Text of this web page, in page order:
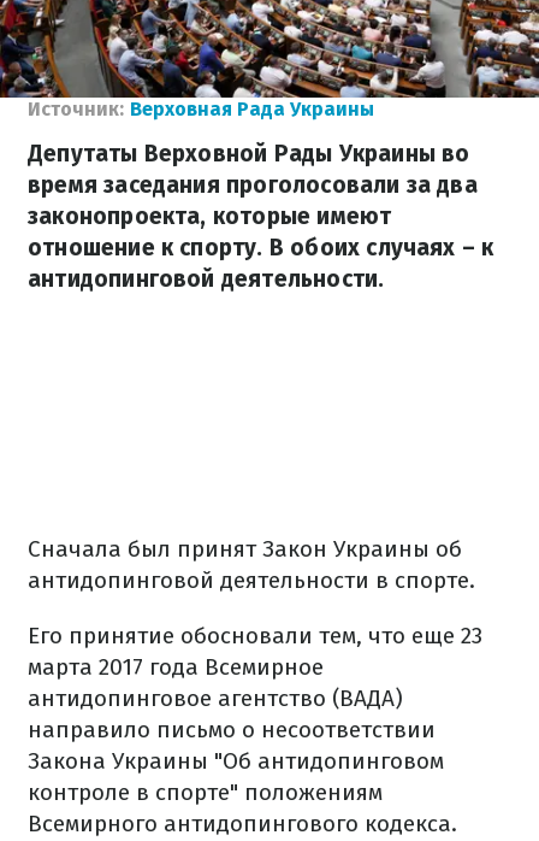
Источник: Верховная Рада Украины
Депутаты Верховной Рады Украины во
время заседания проголосовали за два
законопроекта, которые имеют
отношение к спорту. В обоих случаях – к
антидопинговой деятельности.
Сначала был принят Закон Украины об
антидопинговой деятельности в спорте.
Его принятие обосновали тем, что еще 23
марта 2017 года Всемирное
антидопинговое агентство (ВАДА)
направило письмо о несоответствии
Закона Украины "Об антидопинговом
контроле в спорте" положениям
Всемирного антидопингового кодекса.